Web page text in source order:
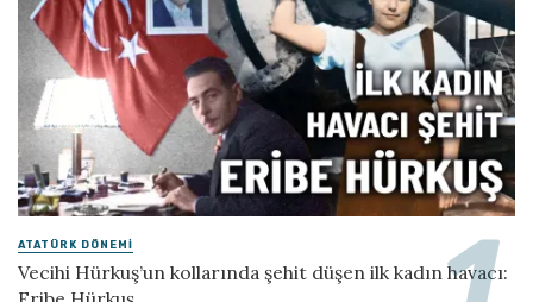
ATATÜRK DÖNEMI
Vecihi Hürkuş’un kollarında şehit düşen ilk kadın havacı: